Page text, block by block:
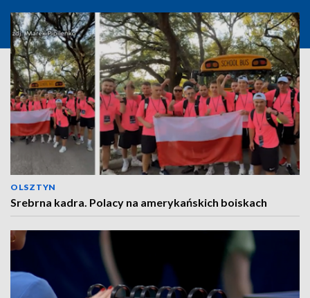
OLSZTYN
Srebrna kadra. Polacy na amerykańskich boiskach